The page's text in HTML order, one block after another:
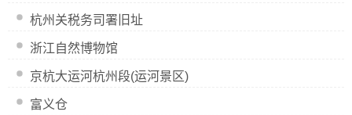
杭州关税务司署旧址
浙江自然博物馆
京杭大运河杭州段(运河景区)
富义仓